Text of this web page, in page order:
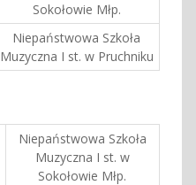
Sokołowie Młp.
Niepaństwowa Szkoła
Muzyczna I st. w Pruchniku
Niepaństwowa Szkoła
Muzyczna I st. w
Sokołowie Młp.